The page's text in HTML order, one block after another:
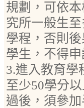
規劃，可依
究所一般生
學程，否則
學生，不得申
3.進入教育學
至少50學分
過後，須參